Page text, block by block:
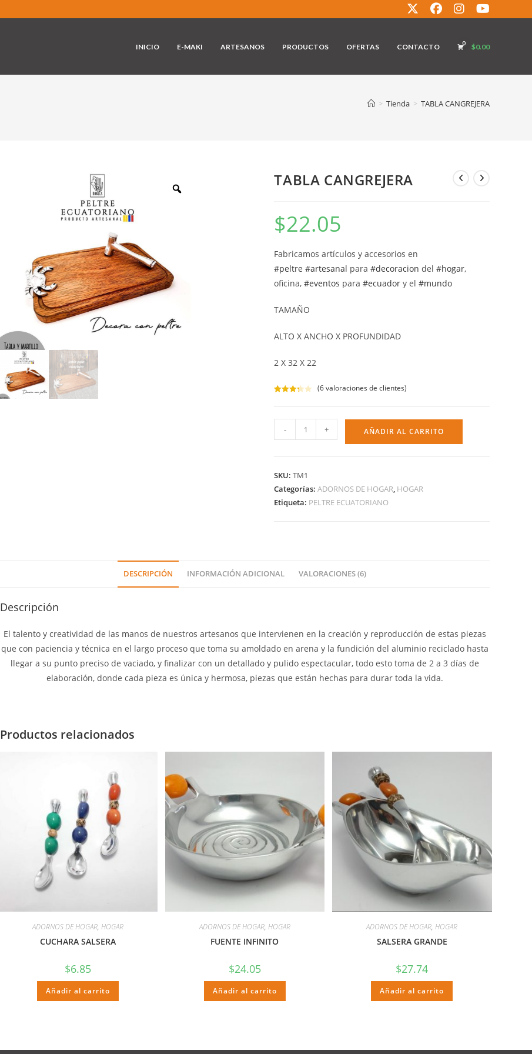
INICIO E-MAKI ARTESANOS PRODUCTOS OFERTAS CONTACTO 0 $0.00
> Tienda > TABLA CANGREJERA
TABLA CANGREJERA
$22.05
Fabricamos artículos y accesorios en
#peltre #artesanal para#decoracion del#hogar,
oficina,#eventos para#ecuador y el#mundo
TAMAÑO
ALTO X ANCHO X PROFUNDIDAD
2 X 32 X 22
3.33de
5 en
de
cliente
s
(6valoraciones de clientes)
- + AÑADIR AL CARRITO
SKU:TM1
Categorías:ADORNOS DE HOGAR, HOGAR
Etiqueta: PELTRE ECUATORIANO
DESCRIPCIÓN INFORMACIÓN ADICIONAL VALORACIONES (6)
Descripción
El talento y creatividad de las manos de nuestros artesanos que intervienen en la creación y reproducción de estas piezas
que con paciencia y técnica en el largo proceso que toma su amoldado en arena y la fundición del aluminio reciclado hasta
llegar a su punto preciso de vaciado, y finalizar con un detallado y pulido espectacular, todo esto toma de 2 a 3 días de
elaboración, donde cada pieza es única y hermosa, piezas que están hechas para durar toda la vida.
Productos relacionados
ADORNOS DE HOGAR, HOGAR
CUCHARA SALSERA
$6.85
Añadir al carrito
ADORNOS DE HOGAR, HOGAR
FUENTE INFINITO
$24.05
Añadir al carrito
ADORNOS DE HOGAR,HOGAR
SALSERA GRANDE
$27.74
Añadir al carrito